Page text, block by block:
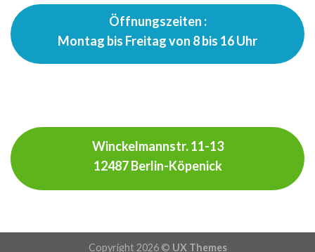
Öffnungszeiten :
Montag bis Freitag von 8 bis 16 Uhr
Winckelmannstr. 11-13
12487 Berlin-Köpenick
Copyright 2026 © UX Themes